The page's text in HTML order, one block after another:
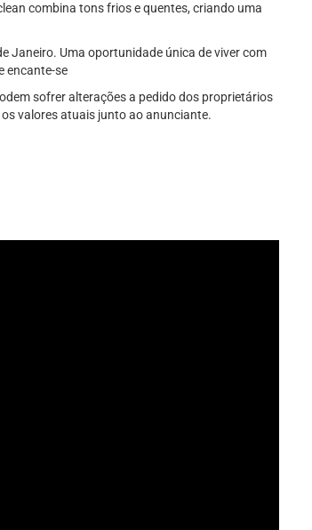
combina tons frios e quentes, criando uma
Janeiro. Uma oportunidade única de viver com
encante-se
sofrer alterações a pedido dos proprietários
valores atuais junto ao anunciante.